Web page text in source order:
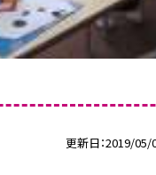
更新日 2019/05/